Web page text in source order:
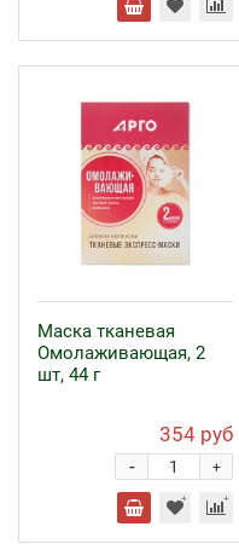
Маска тканевая
Омолаживающая, 2
шт, 44 г
354 руб
+
-